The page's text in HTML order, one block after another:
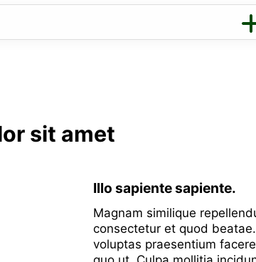
sit amet
Illo sapiente sapiente.
Magnam similique
consectetur et quod
voluptas praesentium